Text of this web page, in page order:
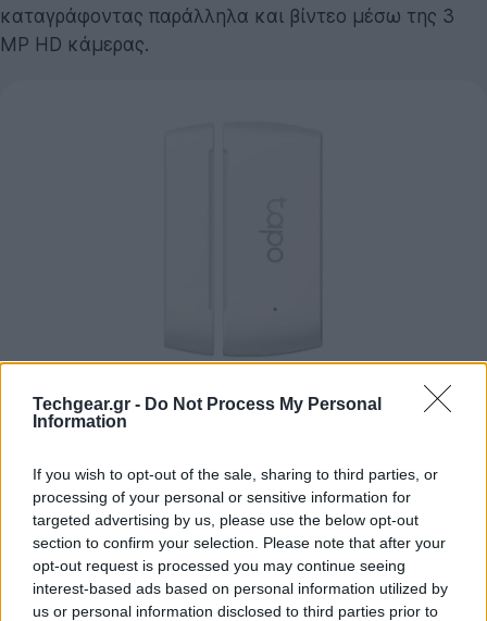
Techgear.gr - Do Not Process My Personal
Information
If you wish to opt-out of the sale, sharing to third parties, or
processing of your personal or sensitive information for
targeted advertising by us, please use the below opt-out
section to confirm your selection. Please note that after your
opt-out request is processed you may continue seeing
interest-based ads based on personal information utilized by
us or personal information disclosed to third parties prior to
καταγράφοντας παράλληλα και βίντεο μέσω της 3
MP HD κάμερας.
η TP-Link ανέπτυξε τους νέους αισθητήρες κίνησης
Tapo T110και τους «έξυπνους» θερμοστάτεςTapo
T315. Με τα δύο αυτά προϊόντα, οι χρήστες μπορούν
να ενεργοποιήσουν και να απενεργοποιήσουν
αυτόματα τα φώτα τους, να ανοίξουν την πόρτα και
να ρυθμίσουν τη θερμοκρασία του χώρου τους, βάσει